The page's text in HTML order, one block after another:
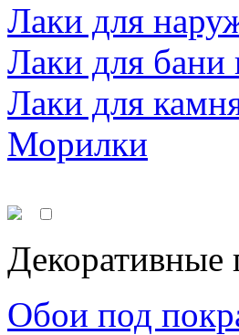
Лаки для
Лаки для бани
Лаки для
Морилки
Декоративные
Обои под